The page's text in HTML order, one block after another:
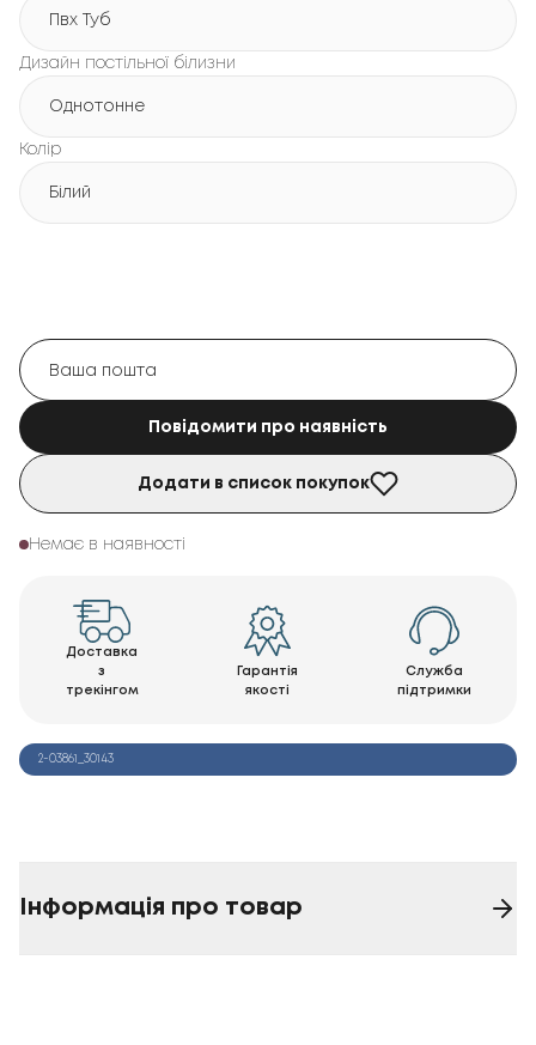
Пвх Туб
Дизайн постільної білизни
Однотонне
Колір
Білий
Повідомити про наявність
Додати в список покупок
Немає в наявності
Доставка
з
трекінгом
Гарантія
якості
Служба
підтримки
2-03861_30143
Інформація про товар